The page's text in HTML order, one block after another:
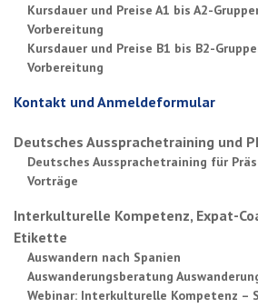
Kursdauer und Preise A1 bis A2-
Vorbereitung
Kursdauer und Preise B1 bis B2-
Vorbereitung
Kontakt und Anmeldeformular
Deutsches Aussprachetraining und
Deutsches Aussprachetraining für
Vorträge
Interkulturelle Kompetenz, Expat-
Etikette
Auswandern nach Spanien
Auswanderungsberatung
Webinar: Interkulturelle Kompetenz –